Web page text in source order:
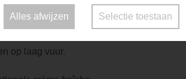
5 minuten.
paprika-ui mengsel toe aan de soeppan.
op laag vuur.
Alles afwijzen Selectie toestaan